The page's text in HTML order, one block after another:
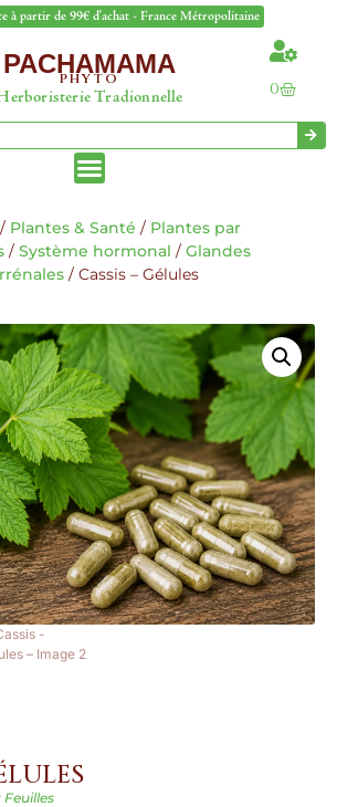
à partir de 99€ d'achat - France Métropolitaine
PACHAMAMA
PHYTO
Tradionnelle 0
/ Plantes & Santé / Plantes par
/ Système hormonal / Glandes
/ Cassis – Gélules
Feuilles